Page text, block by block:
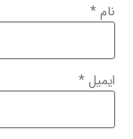
نام*
ایمیل*